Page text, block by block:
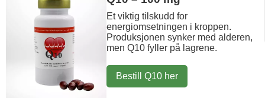
Et viktig tilskudd for
energiomsetningen i kroppen.
Produksjonen synker med alderen,
men Q10 fyller på lagrene.
Bestill Q10 her